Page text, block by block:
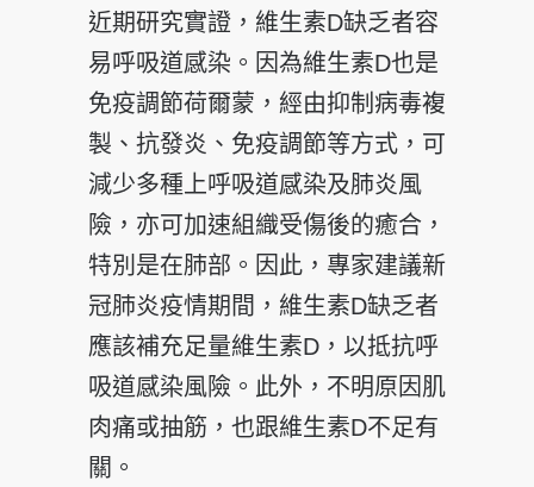
近期研究實證，維生素D缺乏者容
易呼吸道感染。因為維生素D也是
免疫調節荷爾蒙，經由抑制病毒複
製、抗發炎、免疫調節等方式，可
減少多種上呼吸道感染及肺炎風
險，亦可加速組織受傷後的癒合，
特別是在肺部。因此，專家建議新
冠肺炎疫情期間，維生素D缺乏者
應該補充足量維生素D，以抵抗呼
吸道感染風險。此外，不明原因肌
肉痛或抽筋，也跟維生素D不足有
關。